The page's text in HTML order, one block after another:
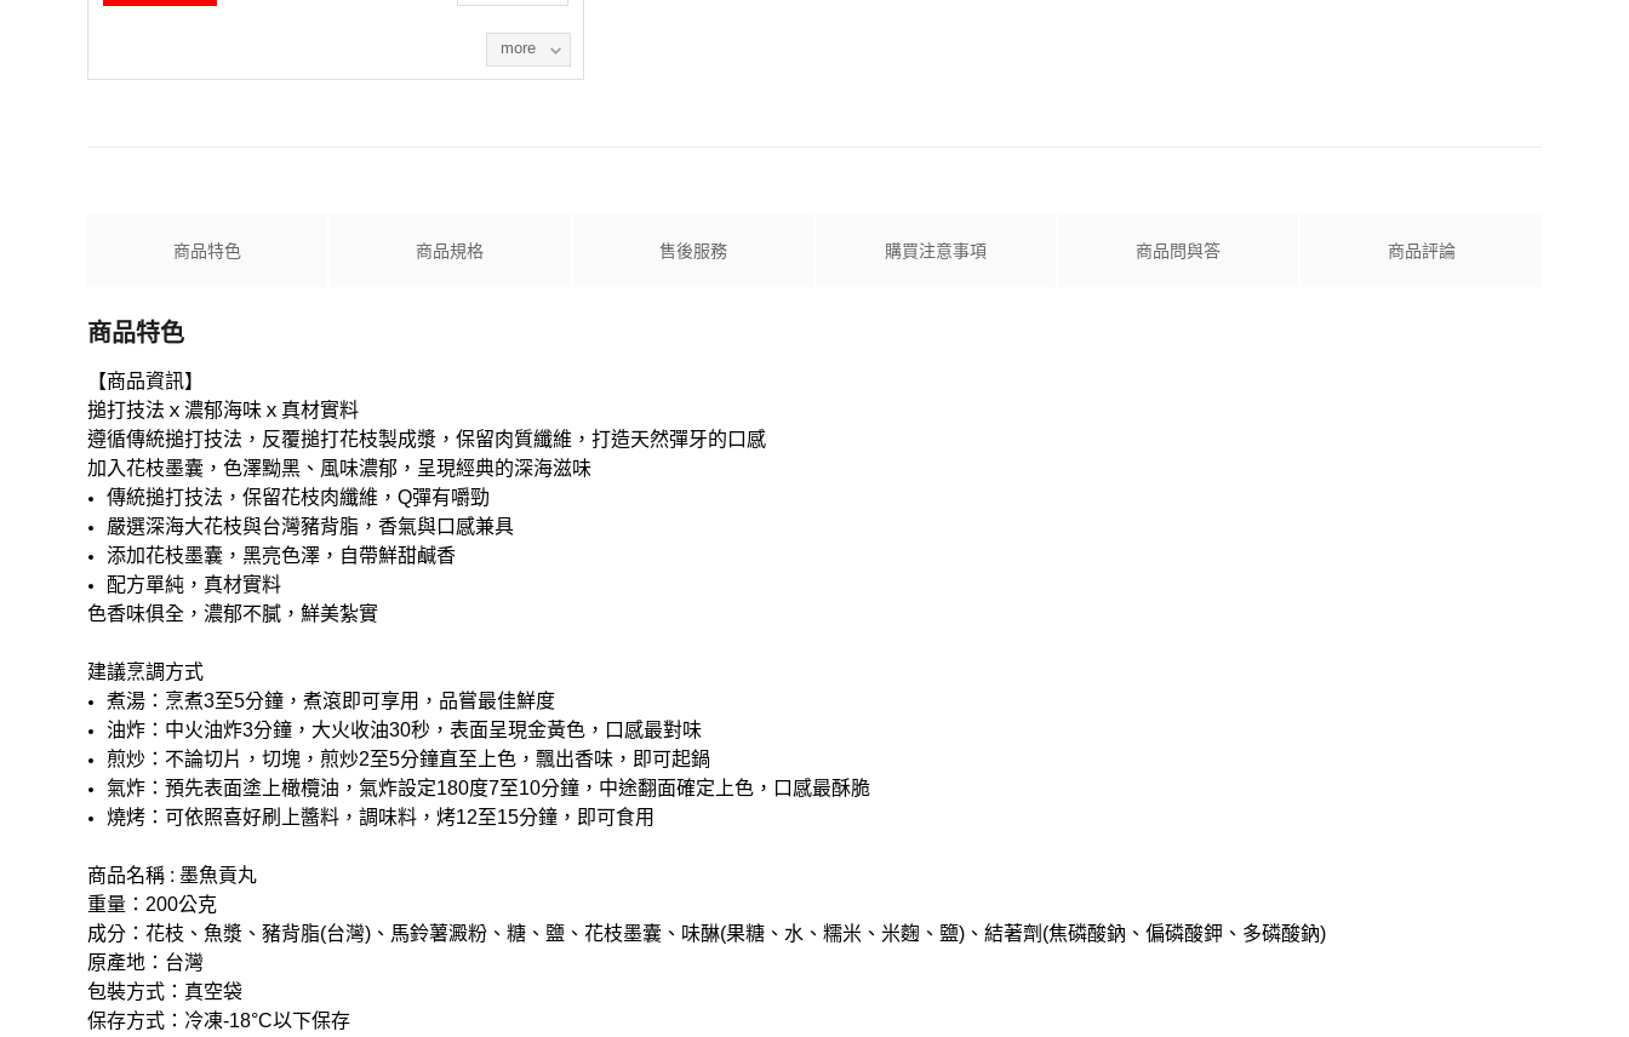
more
商品特色 商品規格 售後服務 購買注意事項 商品問與答 商品評論
商品特色
【商品資訊】
搥打技法ｘ濃郁海味ｘ真材實料
遵循傳統搥打技法，反覆搥打花枝製成漿，保留⾁質纖維，打造天然彈牙的⼝感
加入花枝墨囊，⾊澤黝⿊、風味濃郁，呈現經典的深海滋味
傳統搥打技法，保留花枝⾁纖維，Q彈有嚼勁
嚴選深海⼤花枝與台灣豬背脂，香氣與⼝感兼具
添加花枝墨囊，⿊亮⾊澤，⾃帶鮮甜鹹香
配⽅單純，真材實料
⾊香味俱全，濃郁不膩，鮮美紮實
建議烹調方式
煮湯：烹煮3至5分鐘，煮滾即可享用，品嘗最佳鮮度
油炸：中火油炸3分鐘，大火收油30秒，表面呈現金黃色，口感最對味
煎炒：不論切片，切塊，煎炒2至5分鐘直至上色，飄出香味，即可起鍋
氣炸：預先表面塗上橄欖油，氣炸設定180度7至10分鐘，中途翻面確定上色，口感最酥脆
燒烤：可依照喜好刷上醬料，調味料，烤12至15分鐘，即可食用
商品名稱 : 墨魚貢丸
重量：200公克
成分：花枝、魚漿、豬背脂(台灣)、馬鈴薯澱粉、糖、鹽、花枝墨囊、味醂(果糖、水、糯米、米麴、鹽)、結著劑(焦磷酸鈉、偏磷酸鉀、多磷酸鈉)
原產地：台灣
包裝方式：真空袋
保存方式：冷凍-18°C以下保存